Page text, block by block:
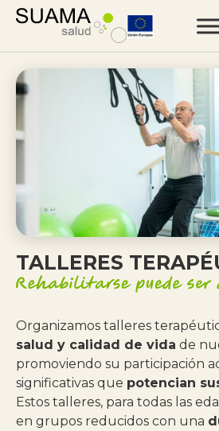
TALLERES
Organizamos talleres
salud y calidad de vida de
promoviendo su participación
significativas que potencian
Estos talleres, para todas las
en grupos reducidos con una